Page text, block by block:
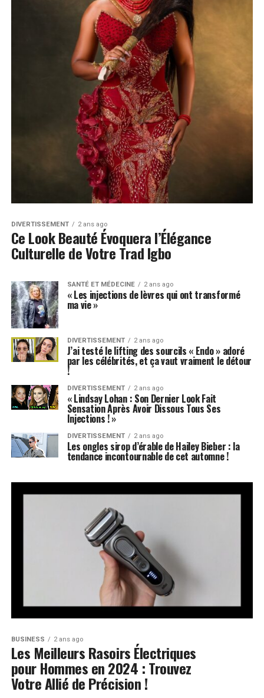
DIVERTISSEMENT 2 ans ago
Ce Look Beauté Évoquera l’Élégance
Culturelle de Votre Trad Igbo
SANTÉ ET MÉDECINE 2 ans ago
« Les injections de lèvres qui ont transformé
ma vie »
DIVERTISSEMENT 2 ans ago
J’ai testé le lifting des sourcils « Endo » adoré
par les célébrités, et ça vaut vraiment le détour
!
DIVERTISSEMENT 2 ans ago
« Lindsay Lohan : Son Dernier Look Fait
Sensation Après Avoir Dissous Tous Ses
Injections ! »
DIVERTISSEMENT 2 ans ago
Les ongles sirop d’érable de Hailey Bieber : la
tendance incontournable de cet automne !
BUSINESS 2 ans ago
Les Meilleurs Rasoirs Électriques
pour Hommes en 2024 : Trouvez
Votre Allié de Précision !